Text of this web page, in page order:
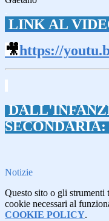
LINK AL
🎥https://
Notizie
Questo sito o gli strumenti
cookie necessari al
COOKIE POLICY.